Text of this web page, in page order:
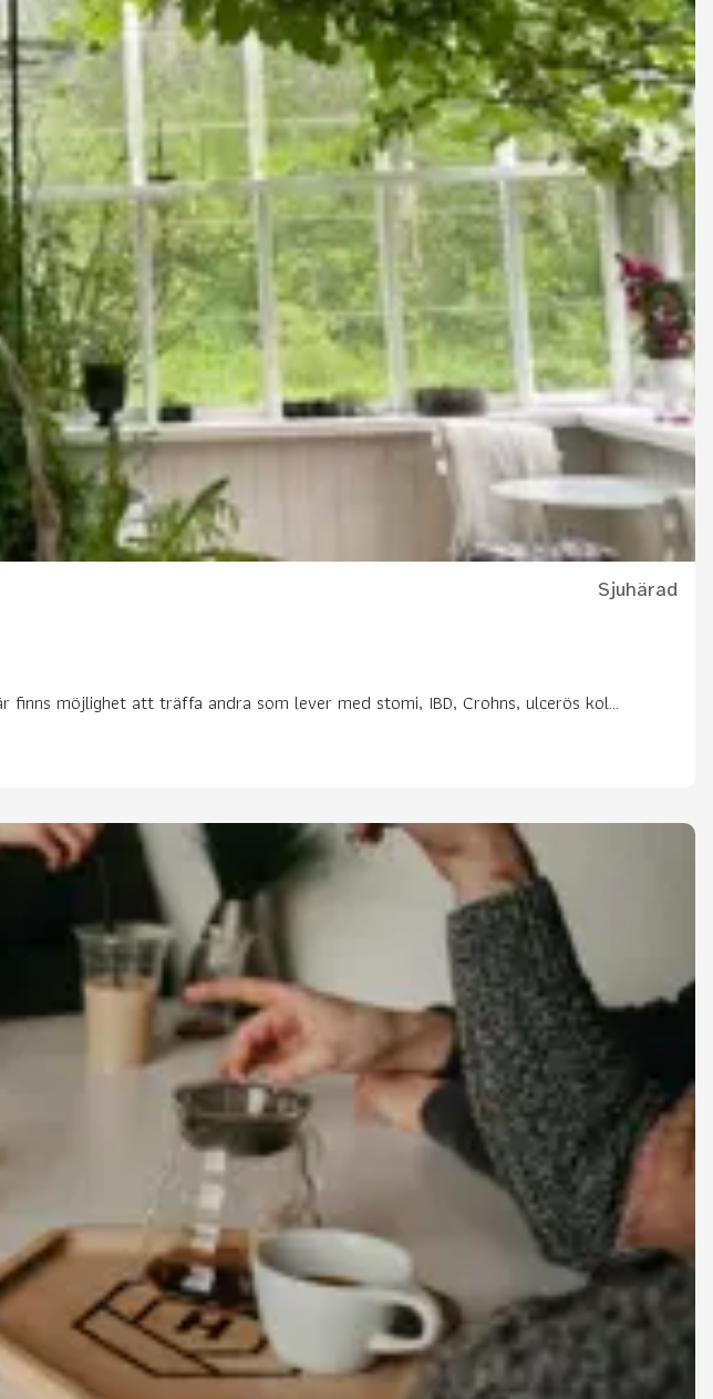
Sjuhärad
möjlighet att träffa andra som lever med stomi, IBD, Crohns, ulcerös kol...